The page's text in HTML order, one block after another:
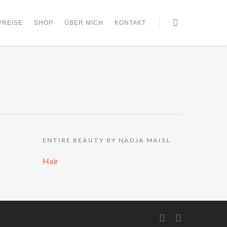
SHOP ÜBER MICH KONTAKT
ENTIRE BEAUTY BY NADJA MAISL
Hair